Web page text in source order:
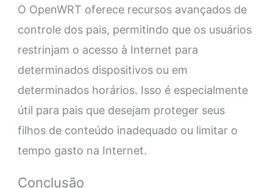
O OpenWRT oferece recursos avançados de
controle dos pais, permitindo que os usuários
restrinjam o acesso à Internet para
determinados dispositivos ou em
determinados horários. Isso é especialmente
útil para pais que desejam proteger seus
filhos de conteúdo inadequado ou limitar o
tempo gasto na Internet.
Conclusão